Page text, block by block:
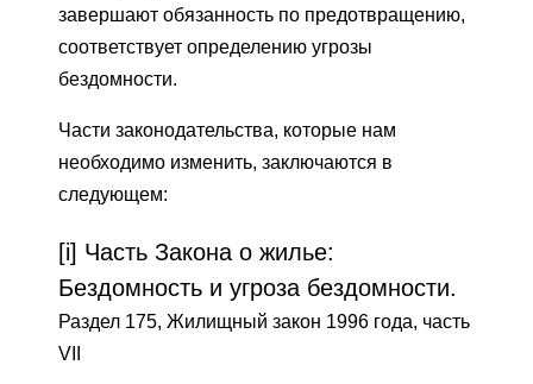
завершают обязанность по предотвращению,
соответствует определению угрозы
бездомности.
Части законодательства, которые нам
необходимо изменить, заключаются в
следующем:
[i] Часть Закона о жилье:
Бездомность и угроза бездомности.
Раздел 175, Жилищный закон 1996 года, часть
VII